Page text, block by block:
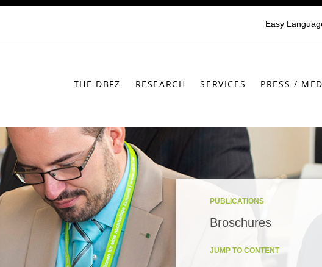
Easy
THE DBFZ RESEARCH SERVICES PRESS /
PUBLICATIONS
Broschures
JUMP TO CONTENT